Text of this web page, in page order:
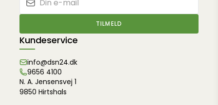
TILMELD
Kundeservice
info@dsn24.dk
9656 4100
N. A. Jensensvej 1
9850 Hirtshals